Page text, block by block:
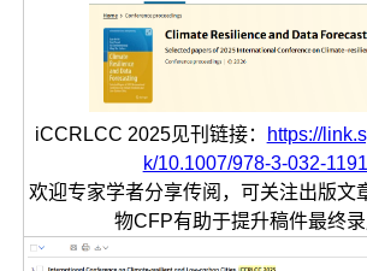
iCCRLCC 2025见刊链接：
https://
k/10.1007/978-3-032-
欢迎专家学者分享传阅，可关注出版文
物CFP有助于提升稿件最终录